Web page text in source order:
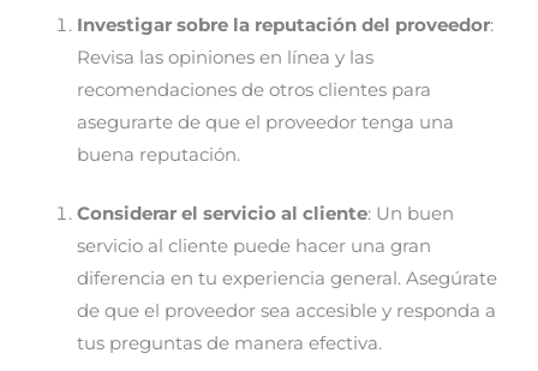
Investigar sobre la reputación del proveedor:
Revisa las opiniones en línea y las
recomendaciones de otros clientes para
asegurarte de que el proveedor tenga una
buena reputación.
Considerar el servicio al cliente: Un buen
servicio al cliente puede hacer una gran
diferencia en tu experiencia general. Asegúrate
de que el proveedor sea accesible y responda a
tus preguntas de manera efectiva.